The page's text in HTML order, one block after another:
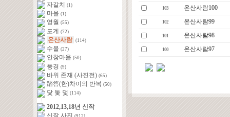
자갈치 (1)
마을 (1)
영월 (55)
도계 (72)
온산사람 (114)
수몰 (27)
안창마을 (50)
풍경 (9)
바위 존재 (사진전) (65)
踏答(한)차이의 반복 (50)
닻 돛 덫 (114)
2012,13,18년 신작
신작 사진 (912)
103 온산사람100
102 온산사람99
101 온산사람98
100 온산사람97